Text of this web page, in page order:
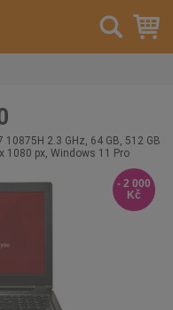
10875H 2.3 GHz, 64 GB, 512 GB
1080 px, Windows 11 Pro
- 2 000
Kč